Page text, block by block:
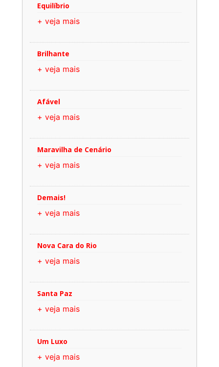
Equilíbrio
+ veja mais
Brilhante
+ veja mais
Afável
+ veja mais
Maravilha de Cenário
+ veja mais
Demais!
+ veja mais
Nova Cara do Rio
+ veja mais
Santa Paz
+ veja mais
Um Luxo
+ veja mais